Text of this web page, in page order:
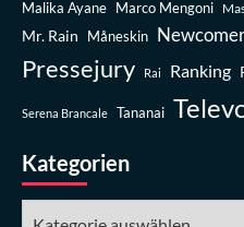
Malika Ayane Marco Mengoni
Mr. Rain Måneskin
Pressejury Rai Ranking
Serena Brancale Tananai
Kategorien